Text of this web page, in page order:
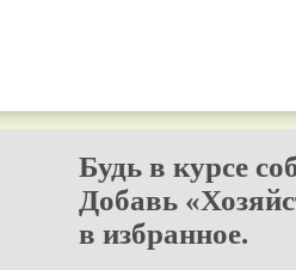
Будь в курсе
Добавь
в избранное.